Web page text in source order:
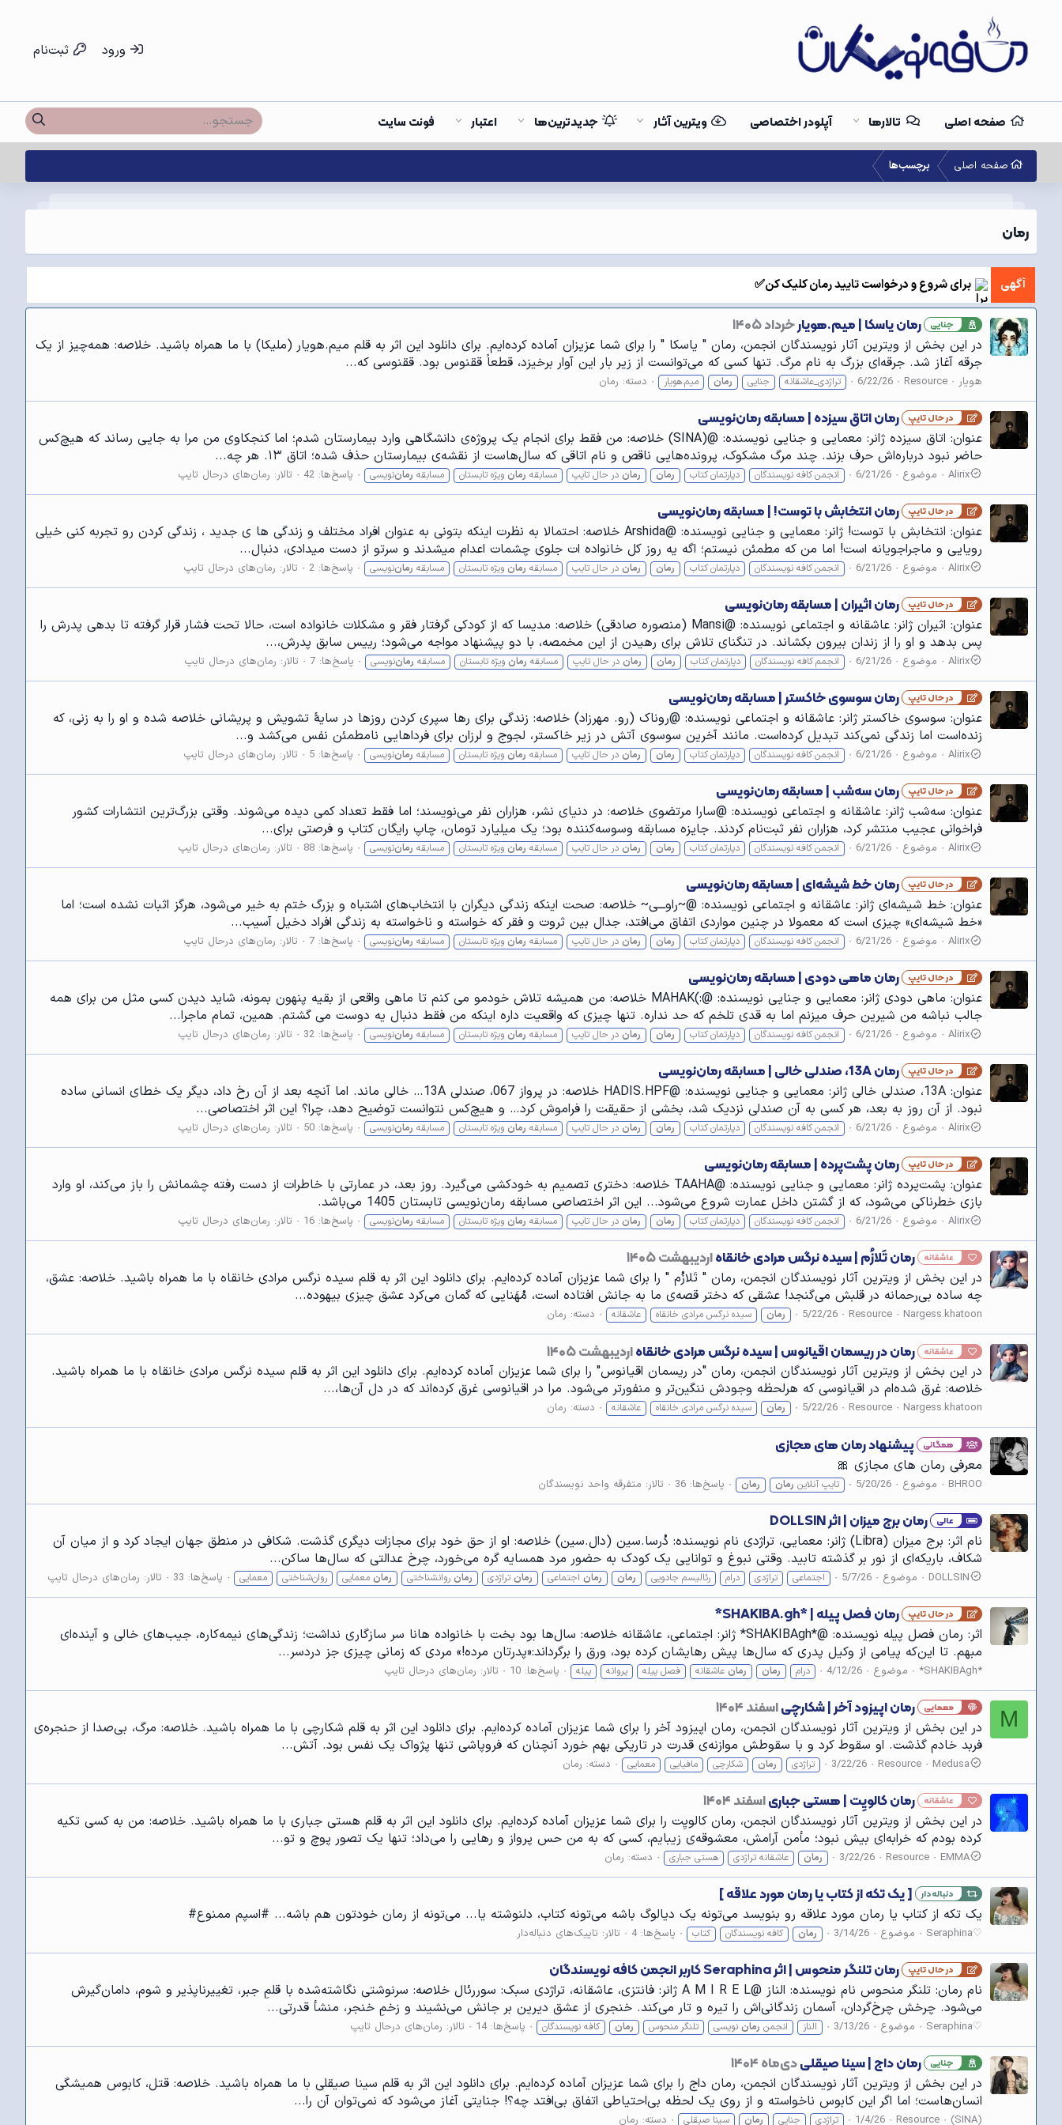
ورود ثبت‌نام
صفحه اصلی تالارها آپلودر اختصاصی ویترین آثار جدیدترین‌ها اعتبار فونت سایت
صفحه اصلی برچسب‌ها
رمان
آگهی برای شروع و درخواست تایید رمان کلیک کن✅
جنایی رمان یاسکا | میم.هویارخرداد ۱۴۰۵
در این بخش از ویترین آثار نویسندگان انجمن، رمان " یاسکا " را برای شما عزیزان آماده کرده‌ایم. برای دانلود این اثر به قلم میم.هویار (ملیکا) با ما همراه باشید. خلاصه: همه‌چیز از یک
جرقه آغاز شد. جرقه‌ای بزرگ به نام مرگ. تنها کسی که می‌توانست از زیر بار این آوار برخیزد، قطعاً ققنوس بود. ققنوسی که...
هویار Resource
6/22/26 تراژدی_عاشقانه جنایی رمان میم.هویار دسته: رمان
در حال تایپ رمان اتاق سیزده | مسابقه رمان‌نویسی
عنوان: اتاق سیزده ژانر: معمایی و جنایی نویسنده: @(SINA) خلاصه: من فقط برای انجام یک پروژه‌ی دانشگاهی وارد بیمارستان شدم؛ اما کنجکاوی من مرا به جایی رساند که هیچ‌کس
حاضر نبود درباره‌اش حرف بزند. چند مرگ مشکوک، پرونده‌هایی ناقص و نام اتاقی که سال‌هاست از نقشه‌ی بیمارستان حذف شده؛ اتاق ۱۳. هر چه...
Alirix موضوع 6/21/26 انجمن کافه نویسندگان دپارتمان کتاب رمان رمان در حال تایپ مسابقه رمان ویژه تابستان مسابقه رمان‌نویسی پاسخ‌ها: 42 تالار: رمان‌های درحال تایپ
در حال تایپ رمان انتخابش با توست! | مسابقه رمان‌نویسی
عنوان: انتخابش با توست! ژانر: معمایی و جنایی نویسنده: @Arshida خلاصه: احتمالا به نظرت اینکه بتونی به عنوان افراد مختلف و زندگی ها ی جدید ، زندگی کردن رو تجربه کنی خیلی
رویایی و ماجراجویانه است! اما من که مطمئن نیستم؛ اگه یه روز کل خانواده ات جلوی چشمات اعدام میشدند و سرتو از دست میدادی، دنبال...
Alirix موضوع 6/21/26 انجمن کافه نویسندگان دپارتمان کتاب رمان رمان در حال تایپ مسابقه رمان ویژه تابستان مسابقه رمان‌نویسی پاسخ‌ها: 2 تالار: رمان‌های درحال تایپ
در حال تایپ رمان اثیران | مسابقه رمان‌نویسی
عنوان: اثیران ژانر: عاشقانه و اجتماعی نویسنده: @Mansi (منصوره صادقی) خلاصه‌: مدیسا که از کودکی گرفتار فقر و مشکلات خانواده است، حالا تحت فشار قرار گرفته تا بدهی پدرش را
پس بدهد و او را از زندان بیرون بکشاند. در تنگنای تلاش برای رهیدن از این مخمصه، با دو پیشنهاد مواجه می‌شود؛ رییس سابق پدرش،...
Alirix موضوع 6/21/26 انجمم کافه نویسندگان دپارتمان کتاب رمان رمان در حال تایپ مسابقه رمان ویژه تابستان مسابقه رمان‌نویسی پاسخ‌ها: 7 تالار: رمان‌های درحال تایپ
در حال تایپ رمان سوسوی خاکستر | مسابقه رمان‌نویسی
عنوان: سوسوی خاکستر ژانر: عاشقانه و اجتماعی نویسنده: @روناک (رو. مهرزاد) خلاصه: زندگی برای رها سپری کردن روزها در سایۀ تشویش و پریشانی خلاصه شده و او را به زنی، که
زنده‌است اما زندگی نمی‌کند تبدیل کرده‌است. مانند آخرین سوسوی آتش در زیر خاکستر، لجوج و لرزان برای فرداهایی نامطمئن نفس می‌کشد و...
Alirix موضوع 6/21/26 انجمن کافه نویسندگان دپارتمان کتاب رمان رمان در حال تایپ مسابقه رمان ویژه تابستان مسابقه رمان‌نویسی پاسخ‌ها: 5 تالار: رمان‌های درحال تایپ
در حال تایپ رمان سه‌شب | مسابقه رمان‌نویسی
عنوان: سه‌‌شب ژانر: عاشقانه و اجتماعی نویسنده: @سارا مرتضوی خلاصه: در دنیای نشر، هزاران نفر می‌نویسند؛ اما فقط تعداد کمی دیده می‌شوند. وقتی بزرگ‌ترین انتشارات کشور
فراخوانی عجیب منتشر کرد، هزاران نفر ثبت‌نام کردند. جایزه مسابقه وسوسه‌کننده بود؛ یک میلیارد تومان، چاپ رایگان کتاب و فرصتی برای...
Alirix موضوع 6/21/26 انجمن کافه نویسندگان دپارتمان کتاب رمان رمان در حال تایپ مسابقه رمان ویژه تابستان مسابقه رمان‌نویسی پاسخ‌ها: 88 تالار: رمان‌های درحال تایپ
در حال تایپ رمان خط شیشه‌ای | مسابقه رمان‌نویسی
عنوان: خط شیشه‌ای ژانر: عاشقانه و اجتماعی نویسنده: @~راوـــی~ خلاصه‌: صحت اینکه زندگی دیگران با انتخاب‌های اشتباه و بزرگ ختم به خیر می‌شود، هرگز اثبات نشده است؛ اما
«خط شیشه‌ای» چیزی است که معمولا در چنین مواردی اتفاق می‌افتد، جدال بین ثروت و فقر که خواسته و ناخواسته به زندگی افراد دخیل آسیب...
Alirix موضوع 6/21/26 انجمن کافه نويسندگان دپارتمان کتاب رمان رمان در حال تایپ مسابقه رمان ویژه تابستان مسابقه رمان‌نویسی پاسخ‌ها: 7 تالار: رمان‌های درحال تایپ
در حال تایپ رمان ماهی دودی | مسابقه رمان‌نویسی
عنوان: ماهی دودی ژانر: معمایی و جنایی نویسنده: @:)MAHAK خلاصه: من همیشه تلاش خودمو می کنم تا ماهی واقعی از بقیه پنهون بمونه، شاید دیدن کسی مثل من برای همه
جالب نباشه من شیرین حرف میزنم اما به قدی تلخم که حد نداره. تنها چیزی که واقعیت داره اینکه من فقط دنبال یه دوست می گشتم. همین، تمام ماجرا...
Alirix موضوع 6/21/26 انجمن کافه نويسندگان دپارتمان کتاب رمان رمان در حال تایپ مسابقه رمان ویژه تابستان مسابقه رمان‌نویسی پاسخ‌ها: 32 تالار: رمان‌های درحال تایپ
در حال تایپ رمان 13A، صندلی خالی | مسابقه رمان‌نویسی
عنوان: 13A، صندلی خالی ژانر: معمایی و جنایی نویسنده: @HADIS.HPF خلاصه: در پرواز 067، صندلی 13A… خالی ماند. اما آنچه بعد از آن رخ داد، دیگر یک خطای انسانی ساده
نبود. از آن روز به بعد، هر کسی به آن صندلی نزدیک شد، بخشی از حقیقت را فراموش کرد… و هیچ‌کس نتوانست توضیح دهد، چرا؟ این اثر اختصاصی...
Alirix موضوع 6/21/26 انجمن کافه نويسندگان دپارتمان کتاب رمان رمان در حال تایپ مسابقه رمان ویژه تابستان مسابقه رمان‌نویسی پاسخ‌ها: 50 تالار: رمان‌های درحال تایپ
در حال تایپ رمان پشت‌پرده | مسابقه رمان‌نویسی
عنوان: پشت‌پرده ژانر: معمایی و جنایی نویسنده: @TAAHA خلاصه: دختری تصمیم به خودکشی می‌گیرد. روز بعد، در عمارتی با خاطرات از دست رفته چشمانش را باز می‌کند، او وارد
بازی خطرناکی می‌شود، که از گشتن داخل عمارت شروع می‌شود... این اثر اختصاصی مسابقه رمان‌نویسی تابستان 1405 می‌باشد.
Alirix موضوع 6/21/26 انجمن کافه نویسندگان دپارتمان کتاب رمان رمان در حال تایپ مسابقه رمان ویژه تابستان مسابقه رمان‌نویسی پاسخ‌ها: 16 تالار: رمان‌های درحال تایپ
عاشقانه رمان تَلازُم | سیده نرگس مرادی خانقاهاردیبهشت ۱۴۰۵
در این بخش از ویترین آثار نویسندگان انجمن، رمان " تَلازُم " را برای شما عزیزان آماده کرده‌ایم. برای دانلود این اثر به قلم سیده نرگس مرادی خانقاه با ما همراه باشید. خلاصه: عشق،
چه ساده بی‌رحمانه در قلبش می‌گنجد! عشقی که دختر قصه‌ی ما به جانش افتاده است، مُهَنایی که گمان می‌کرد عشق چیزی بیهوده‌...
Nargess.khatoon
Resource
5/22/26 رمان سیده نرگس مرادی خانقاه عاشقانه دسته: رمان
عاشقانه رمان در ریسمان اقیانوس | سیده نرگس مرادی خانقاهاردیبهشت ۱۴۰۵
در این بخش از ویترین آثار نویسندگان انجمن، رمان "در ریسمان اقیانوس" را برای شما عزیزان آماده کرده‌ایم. برای دانلود این اثر به قلم سیده نرگس مرادی خانقاه با ما همراه باشید.
خلاصه: غرق شده‌ام در اقیانوسی که هرلحظه وجودش ننگین‌تر و منفورتر می‌شود. مرا در اقیانوسی غرق کرده‌اند که در دل آن‌ها،...
Nargess.khatoon
Resource
5/22/26 رمان سیده نرگس مرادی خانقاه عاشقانه دسته: رمان
همگانی پیشنهاد رمان‌ های مجازی
معرفی رمان های مجازی 🎀
BHROO موضوع 5/20/26 تایپ آنلاین رمان رمان پاسخ‌ها: 36 تالار: متفرقه واحد نویسندگان
عالی رمان برج میزان | اثر DOLLSIN
نام اثر: برج میزان (Libra) ژانر: معمایی، تراژدی نام نویسنده: دُرسا.سین (دال.سین) خلاصه: او از حق خود برای مجازات دیگری گذشت. شکافی در منطق جهان ایجاد کرد و از میان آن
شکاف، باریکه‌ای از نور بر گذشته تابید. وقتی نبوغ و توانایی یک کودک به حضور مرد همسایه گره می‌خورد، چرخ عدالتی که سال‌ها ساکن...
DOLLSIN موضوع 5/7/26 اجتماعی تراژدی درام رئالیسم جادویی رمان رمان اجتماعی رمان تراژدی رمان روانشناختی رمان معمایی روان‌شناختی معمایی پاسخ‌ها: 33 تالار: رمان‌های درحال تایپ
در حال تایپ رمان فصل پیله | *SHAKIBA.gh*
اثر: رمان فصل پیله نویسنده: @*SHAKIBAgh* ژانر: اجتماعی، عاشقانه خلاصه: سال‌ها بود بخت با خانواده هانا سر سازگاری نداشت؛ زندگی‌های نیمه‌کاره، جیب‌های خالی و آینده‌ای
مبهم. تا این‌که پیامی از وکیل پدری که سال‌ها پیش رهایشان کرده بود، ورق را برگرداند:«پدرتان مرده!» مردی که زمانی چیزی جز دردسر...
*SHAKIBAgh* موضوع 4/12/26 درام رمان رمان عاشقانه فصل پیله پروانه پیله پاسخ‌ها: 10 تالار: رمان‌های درحال تایپ
M معمایی رمان اپیزود آخر | شکارچیاسفند ۱۴۰۴
در این بخش از ویترین آثار نویسندگان انجمن، رمان اپیزود آخر را برای شما عزیزان آماده کرده‌ایم. برای دانلود این اثر به قلم شکارچی با ما همراه باشید. خلاصه: مرگ، بی‌صدا از حنجره‌ی
فربد خادم گذشت. او سقوط کرد و با سقوطش موازنه‌ی قدرت در تاریکی بهم خورد آنچنان که فروپاشی‌ تنها پژواک یک نفس بود. آتش...
Medusa
Resource
3/22/26 تراژدی رمان شکارچی مافیایی معمایی دسته: رمان
عاشقانه رمان کالویِت | هستی جباریاسفند ۱۴۰۴
در این بخش از ویترین آثار نویسندگان انجمن، رمان کالویِت را برای شما عزیزان آماده کرده‌ایم. برای دانلود این اثر به قلم هستی جباری با ما همراه باشید. خلاصه: من به کسی تکیه
کرده بودم که خرابه‌ای بیش نبود؛ مأمن آرامش، معشوقه‌ی زیبایم، کسی که به من حس پرواز و رهایی را می‌داد؛ تنها یک تصور پوچ و تو...
EMMA
Resource
3/22/26 رمان عاشقانه تراژدی هستی جباری دسته: رمان
دنباله‌دار [ یک تکه از کتاب یا رمان مورد علاقه ]
یک تکه از کتاب یا رمان مورد علاقه رو بنویسد می‌تونه یک دیالوگ باشه می‌تونه کتاب، دلنوشته یا... می‌تونه از رمان خودتون هم باشه... #اسپم ممنوع#
Seraphina♡ موضوع 3/14/26 رمان کافه نويسندگان کتاب پاسخ‌ها: 4 تالار: تاپیک‌های دنباله‌دار
در حال تایپ رمان تلنگر منحوس | اثر Seraphina کاربر انجمن کافه نویسندگان
نام رمان: تلنگر منحوس نام نویسنده: الناز @A M I R E L ژانر: فانتزی، عاشقانه، تراژدی سبک: سوررئال خلاصه: سرنوشتی نگاشته‌شده با قلمِ جبر، تغییرناپذیر و شوم، دامان‌گیرش
می‌شود. چرخش چرخ‌گردان، آسمان زندگانی‌اش را تیره و تار می‌کند. خنجری از عشق دیرین بر جانش می‌نشیند و زخمِ خنجر، منشأ قدرتی...
Seraphina♡ موضوع 3/13/26 الناز انجمن رمان نویسی تلنگر منحوس رمان کافه نویسندگان پاسخ‌ها: 14 تالار: رمان‌های درحال تایپ
جنایی رمان داج | سینا صیقلیدی‌ماه ۱۴۰۴
در این بخش از ویترین آثار نویسندگان انجمن، رمان داج را برای شما عزیزان آماده کرده‌ایم. برای دانلود این اثر به قلم سینا صیقلی با ما همراه باشید. خلاصه: قتل، کابوس همیشگی
انسان‌هاست؛ اما اگر این کابوس ناخواسته و از روی یک لحظه بی‌احتیاطی اتفاق بی‌افتد چه؟! جنایتی آغاز می‌شود که نمی‌توان آن را...
(SINA)
Resource
1/4/26 تراژدی جنایی رمان سینا صیقلی دسته: رمان